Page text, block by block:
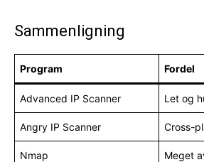
Sammenligning
Program Fordel
Advanced IP Scanner Let og
Angry IP Scanner Cross-
Nmap Meget